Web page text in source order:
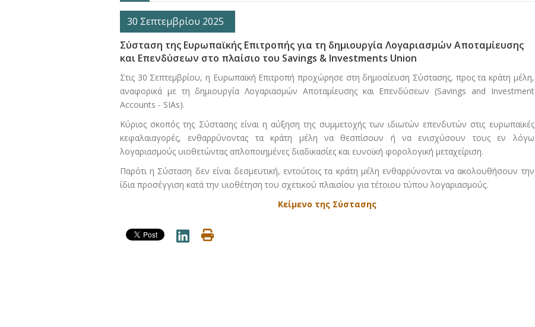
30 Σεπτεμβρίου 2025
Σύσταση της Ευρωπαϊκής Επιτροπής για τη δημιουργία Λογαριασμών Αποταμίευσης
και Επενδύσεων στο πλαίσιο του Savings & Investments Union
Στις 30 Σεπτεμβρίου, η Ευρωπαϊκή Επιτροπή προχώρησε στη δημοσίευση Σύστασης, προς τα κράτη μέλη,
αναφορικά με τη δημιουργία Λογαριασμών Αποταμίευσης και Επενδύσεων (Savings and Investment
Accounts - SIAs).
Κύριος σκοπός της Σύστασης είναι η αύξηση της συμμετοχής των ιδιωτών επενδυτών στις ευρωπαϊκές
κεφαλαιαγορές, ενθαρρύνοντας τα κράτη μέλη να θεσπίσουν ή να ενισχύσουν τους εν λόγω
λογαριασμούς υιοθετώντας απλοποιημένες διαδικασίες και ευνοϊκή φορολογική μεταχείριση.
Παρότι η Σύσταση δεν είναι δεσμευτική, εντούτοις τα κράτη μέλη ενθαρρύνονται να ακολουθήσουν την
ίδια προσέγγιση κατά την υιοθέτηση του σχετικού πλαισίου για τέτοιου τύπου λογαριασμούς.
Κείμενο της Σύστασης